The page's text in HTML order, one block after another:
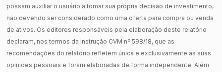
possam auxiliar o usuário a tomar sua própria decisão de investimento,
não devendo ser considerado como uma oferta para compra ou venda
de ativos. Os editores responsáveis pela elaboração deste relatório
declaram, nos termos da Instrução CVM nº 598/18, que as
recomendações do relatório refletem única e exclusivamente as suas
opiniões pessoais e foram elaboradas de forma independente. Além